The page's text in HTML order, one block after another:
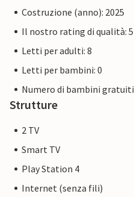
Costruzione (anno): 2025
Il nostro rating di qualità: 5
Letti per adulti: 8
Letti per bambini: 0
Numero di bambini
Strutture
2 TV
Smart TV
Play Station 4
Internet (senza fili)